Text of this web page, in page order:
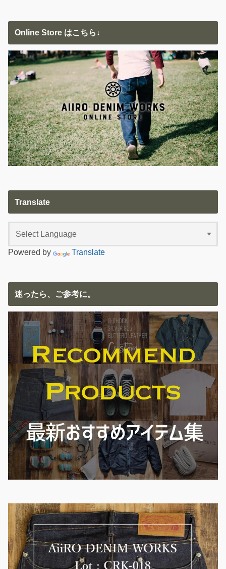
Online Store はこちら↓
Translate
Powered by Translate
迷ったら、ご参考に。